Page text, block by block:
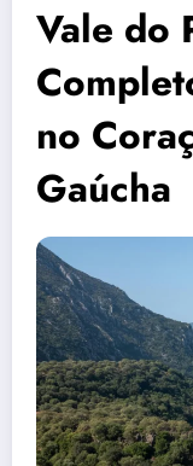
Vale do
no
Gaúcha